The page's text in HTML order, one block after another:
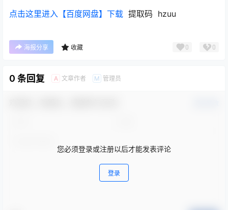
点击这里进入【百度网盘】下载 提取码 hzuu
海报分享 收藏 0 0
0 条回复 A 文章作者 M 管理员
您必须登录或注册以后才能发表评论
登录